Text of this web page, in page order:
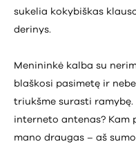
sukelia kokybiškas
derinys.
Menininkė kalba su
blaškosi pasimetę ir
triukšme surasti
interneto antenas? Kam
mano draugas – aš